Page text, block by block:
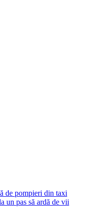
de pompieri din taxi
un pas să ardă de vii